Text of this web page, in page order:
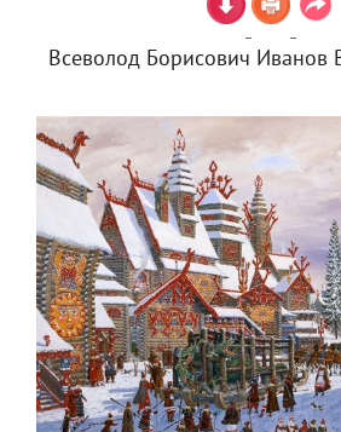
Всеволод Борисович Иванов